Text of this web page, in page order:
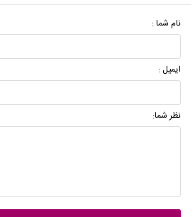
نام شما :
ایمیل :
نظر شما: